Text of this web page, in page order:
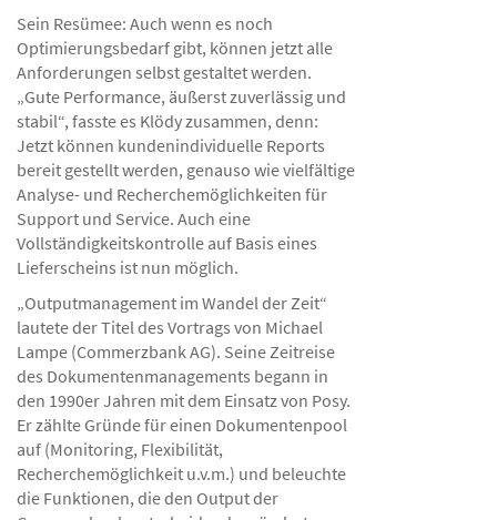
Sein Resümee: Auch wenn es noch
Optimierungsbedarf gibt, können jetzt alle
Anforderungen selbst gestaltet werden.
„Gute Performance, äußerst zuverlässig und
stabil“, fasste es Klödy zusammen, denn:
Jetzt können kundenindividuelle Reports
bereit gestellt werden, genauso wie vielfältige
Analyse- und Recherchemöglichkeiten für
Support und Service. Auch eine
Vollständigkeitskontrolle auf Basis eines
Lieferscheins ist nun möglich.
„Outputmanagement im Wandel der Zeit“
lautete der Titel des Vortrags von Michael
Lampe (Commerzbank AG). Seine Zeitreise
des Dokumentenmanagements begann in
den 1990er Jahren mit dem Einsatz von Posy.
Er zählte Gründe für einen Dokumentenpool
auf (Monitoring, Flexibilität,
Recherchemöglichkeit u.v.m.) und beleuchte
die Funktionen, die den Output der